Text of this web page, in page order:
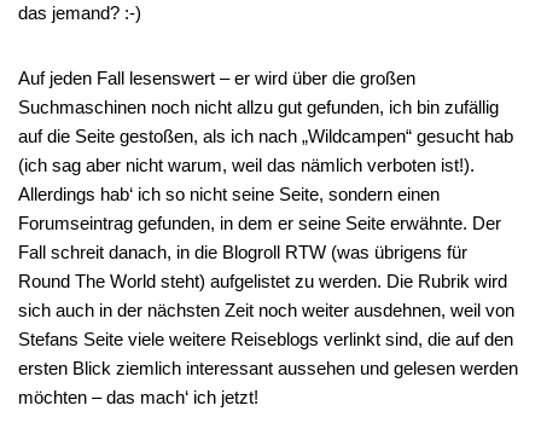
das jemand? :-)
Auf jeden Fall lesenswert – er wird über die großen
Suchmaschinen noch nicht allzu gut gefunden, ich bin zufällig
auf die Seite gestoßen, als ich nach „Wildcampen“ gesucht hab
(ich sag aber nicht warum, weil das nämlich verboten ist!).
Allerdings hab‘ ich so nicht seine Seite, sondern einen
Forumseintrag gefunden, in dem er seine Seite erwähnte. Der
Fall schreit danach, in die Blogroll RTW (was übrigens für
Round The World steht) aufgelistet zu werden. Die Rubrik wird
sich auch in der nächsten Zeit noch weiter ausdehnen, weil von
Stefans Seite viele weitere Reiseblogs verlinkt sind, die auf den
ersten Blick ziemlich interessant aussehen und gelesen werden
möchten – das mach‘ ich jetzt!